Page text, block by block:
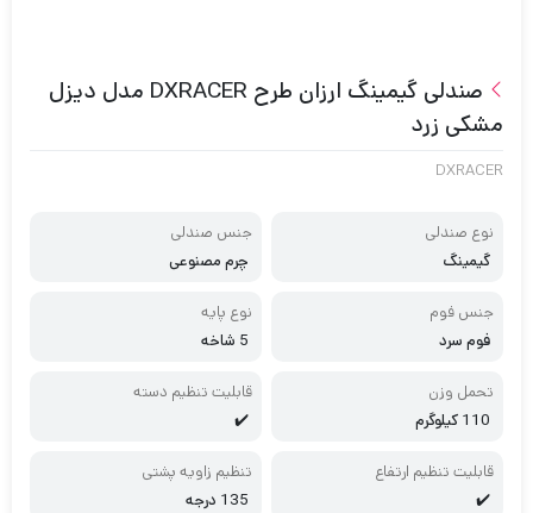
صندلی گیمینگ ارزان طرح DXRACER مدل دیزل
مشکی زرد
DXRACER
نوع صندلی
گیمینگ
جنس صندلی
چرم مصنوعی
جنس فوم
فوم سرد
نوع پایه
5 شاخه
تحمل وزن
110 کیلوگرم
قابلیت تنظیم دسته
✔️
قابلیت تنظیم ارتفاع
✔️
تنظیم زاویه پشتی
135 درجه